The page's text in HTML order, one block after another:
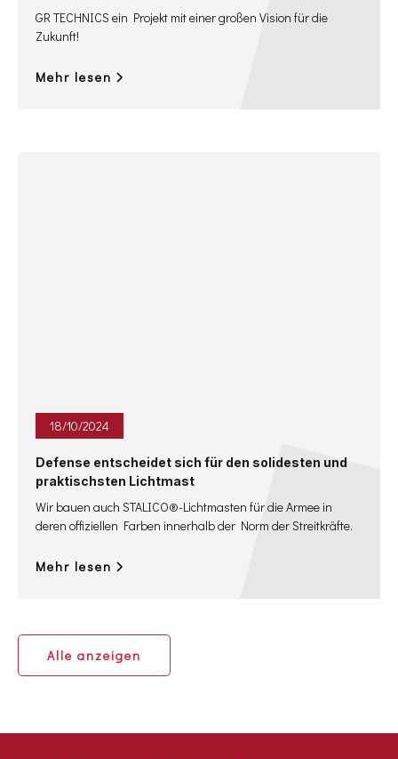
GR TECHNICS ein Projekt mit einer großen Vision für die
Zukunft!
Mehr lesen
18/10/2024
Defense entscheidet sich für den solidesten und
praktischsten Lichtmast
Wir bauen auch STALICO®-Lichtmasten für die Armee in
deren offiziellen Farben innerhalb der Norm der Streitkräfte.
Mehr lesen
Alle anzeigen